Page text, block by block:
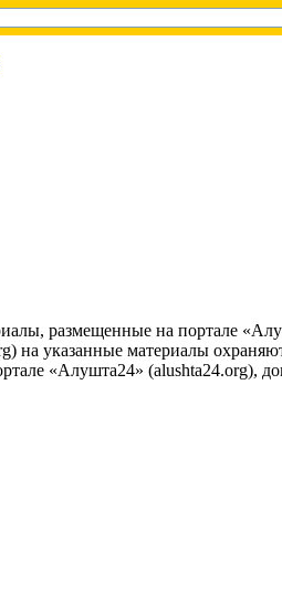
размещенные на портале
указанные материалы
«Алушта24» (alushta24.org),